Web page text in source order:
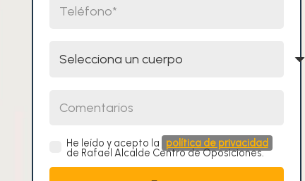
He leído y acepto la política de privacidad
de Rafael Alcalde Centro de Oposiciones.